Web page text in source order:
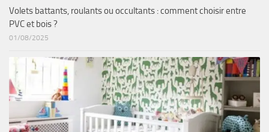
Volets battants, roulants ou occultants : comment choisir entre
PVC et bois ?
01/08/2025